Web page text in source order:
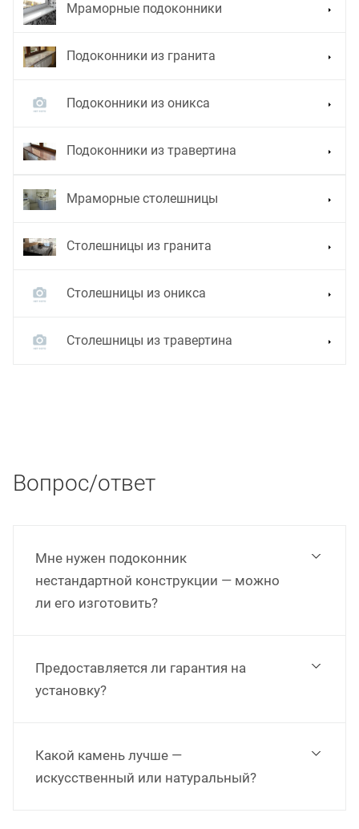
Мраморные подоконники
Подоконники из гранита
Подоконники из оникса
Подоконники из травертина
Мраморные столешницы
Столешницы из гранита
Столешницы из оникса
Столешницы из травертина
Вопрос/ответ
Мне нужен подоконник
нестандартной конструкции — можно
ли его изготовить?
Предоставляется ли гарантия на
установку?
Какой камень лучше —
искусственный или натуральный?